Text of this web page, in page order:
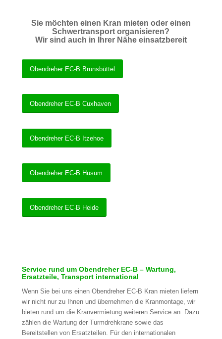
Sie möchten einen Kran mieten oder einen
Schwertransport organisieren?
Wir sind auch in Ihrer Nähe einsatzbereit
Obendreher EC-B Brunsbüttel
Obendreher EC-B Cuxhaven
Obendreher EC-B Itzehoe
Obendreher EC-B Husum
Obendreher EC-B Heide
Service rund um Obendreher EC-B – Wartung,
Ersatzteile, Transport international
Wenn Sie bei uns einen Obendreher EC-B Kran mieten liefern
wir nicht nur zu Ihnen und übernehmen die Kranmontage, wir
bieten rund um die Kranvermietung weiteren Service an. Dazu
zählen die Wartung der Turmdrehkrane sowie das
Bereitstellen von Ersatzteilen. Für den internationalen